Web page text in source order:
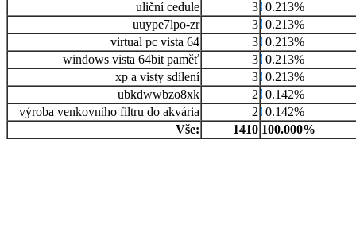
uliční cedule
3 0.213%
uuype7lpo-zr
3 0.213%
virtual pc vista 64
3 0.213%
windows vista 64bit paměť
3 0.213%
xp a visty sdílení
3 0.213%
ubkdwwbzo8xk
2 0.142%
výroba venkovního filtru do akvária
2 0.142%
Vše:
1410 100.000%